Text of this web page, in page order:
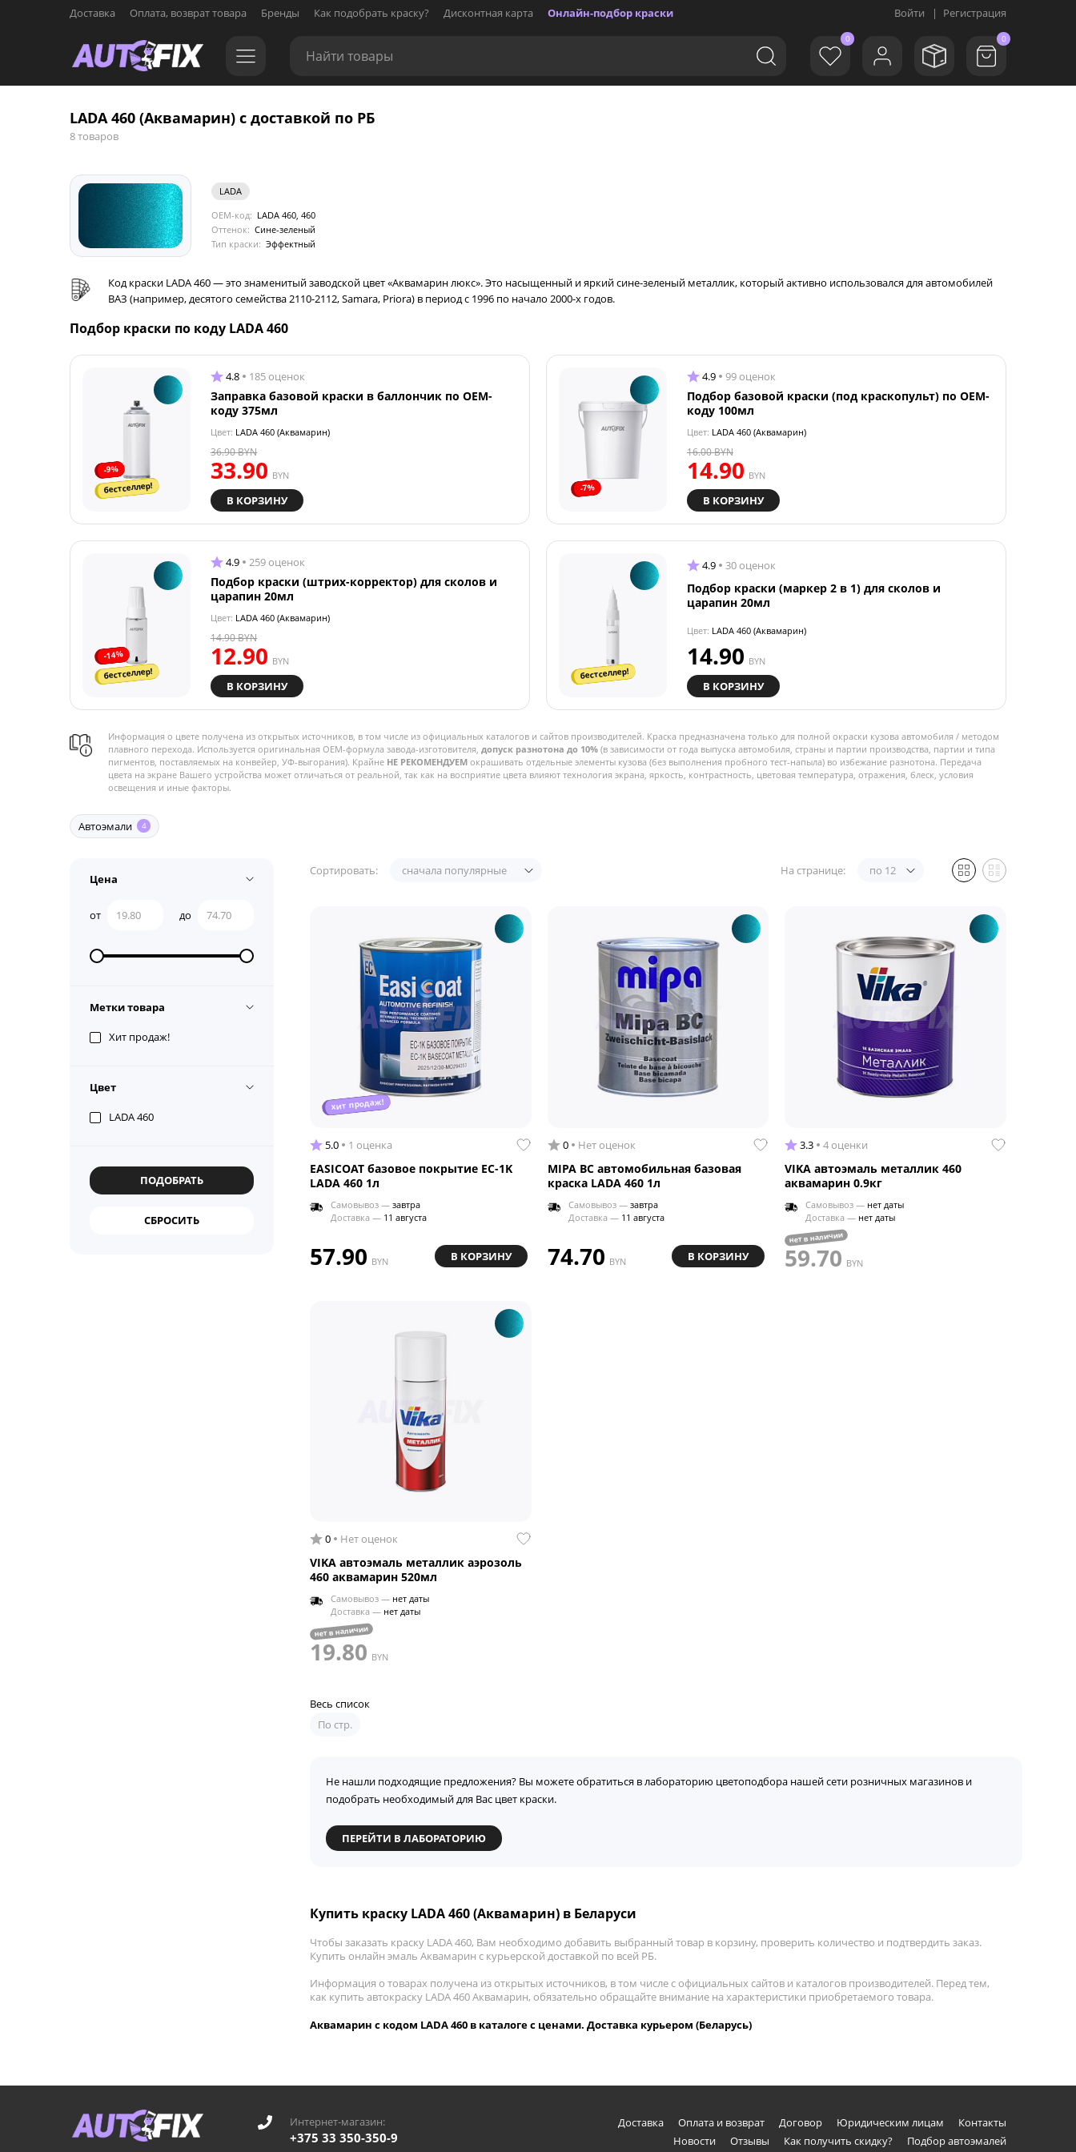
Доставка Оплата, возврат товара Бренды Как подобрать краску? Дисконтная карта Онлайн-подбор краски Войти | Регистрация
0 0
LADA 460 (Аквамарин) с доставкой по РБ
8 товаров
LADA
OEM-код: LADA 460, 460
Оттенок: Сине-зеленый
Тип краски: Эффектный
Код краски LADA 460 — это знаменитый заводской цвет «Аквамарин люкс». Это насыщенный и яркий сине-зеленый металлик, который активно использовался для автомобилей
ВАЗ (например, десятого семейства 2110-2112, Samara, Priora) в период с 1996 по начало 2000-х годов.
Подбор краски по коду LADA 460
-9%
бестселлер!
4.8 185 оценок
Заправка базовой краски в баллончик по OEM-
коду 375мл
Цвет: LADA 460 (Аквамарин)
33.90 BYN
36.90BYN
В КОРЗИНУ
-7%
4.9 99 оценок
Подбор базовой краски (под краскопульт) по OEM-
коду 100мл
Цвет: LADA 460 (Аквамарин)
14.90 BYN
16.00BYN
В КОРЗИНУ
-14%
бестселлер!
4.9 259 оценок
Подбор краски (штрих-корректор) для сколов и
царапин 20мл
Цвет: LADA 460 (Аквамарин)
12.90 BYN
14.90BYN
В КОРЗИНУ
бестселлер!
4.9 30 оценок
Подбор краски (маркер 2 в 1) для сколов и
царапин 20мл
Цвет: LADA 460 (Аквамарин)
14.90 BYN
В КОРЗИНУ
Информация о цвете получена из открытых источников, в том числе из официальных каталогов и сайтов производителей. Краска предназначена только для полной окраски кузова автомобиля / методом
плавного перехода. Используется оригинальная OEM-формула завода-изготовителя, допуск разнотона до 10% (в зависимости от года выпуска автомобиля, страны и партии производства, партии и типа
пигментов, поставляемых на конвейер, УФ-выгорания). Крайне НЕ РЕКОМЕНДУЕМ окрашивать отдельные элементы кузова (без выполнения пробного тест-напыла) во избежание разнотона. Передача
цвета на экране Вашего устройства может отличаться от реальной, так как на восприятие цвета влияют технология экрана, яркость, контрастность, цветовая температура, отражения, блеск, условия
освещения и иные факторы.
Автоэмали 4
Цена
от до
Метки товара
Хит продаж!
Цвет
LADA 460
Сортировать: сначала популярные На странице: по 12
хит продаж!
5.0 1 оценка
EASICOAT базовое покрытие EC-1K
LADA 460 1л
Самовывоз — завтра
Доставка — 11 августа
57.90 BYN В КОРЗИНУ
0 Нет оценок
MIPA BC автомобильная базовая
краска LADA 460 1л
Самовывоз — завтра
Доставка — 11 августа
74.70 BYN В КОРЗИНУ
3.3 4 оценки
VIKA автоэмаль металлик 460
аквамарин 0.9кг
Самовывоз — нет даты
Доставка — нет даты
нет в наличии
59.70 BYN
0 Нет оценок
VIKA автоэмаль металлик аэрозоль
460 аквамарин 520мл
Самовывоз — нет даты
Доставка — нет даты
нет в наличии
19.80 BYN
Весь список
По стр.
Не нашли подходящие предложения? Вы можете обратиться в лабораторию цветоподбора нашей сети розничных магазинов и
подобрать необходимый для Вас цвет краски.
ПЕРЕЙТИ В ЛАБОРАТОРИЮ
Купить краску LADA 460 (Аквамарин) в Беларуси
Чтобы заказать краску LADA 460, Вам необходимо добавить выбранный товар в корзину, проверить количество и подтвердить заказ.
Купить онлайн эмаль Аквамарин с курьерской доставкой по всей РБ.
Информация о товарах получена из открытых источников, в том числе с официальных сайтов и каталогов производителей. Перед тем,
как купить автокраску LADA 460 Аквамарин, обязательно обращайте внимание на характеристики приобретаемого товара.
Аквамарин с кодом LADA 460 в каталоге с ценами. Доставка курьером (Беларусь)
Интернет-магазин:
+375 33 350-350-9
Доставка Оплата и возврат Договор Юридическим лицам
Контакты
Новости
Отзывы Как получить скидку? Подбор автоэмалей